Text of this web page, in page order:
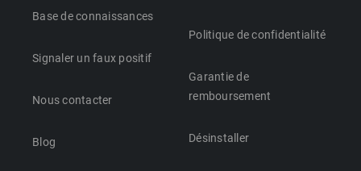
Base de connaissances
Signaler un faux positif
Nous contacter
Blog
Politique de confidentialité
Garantie de
remboursement
Désinstaller